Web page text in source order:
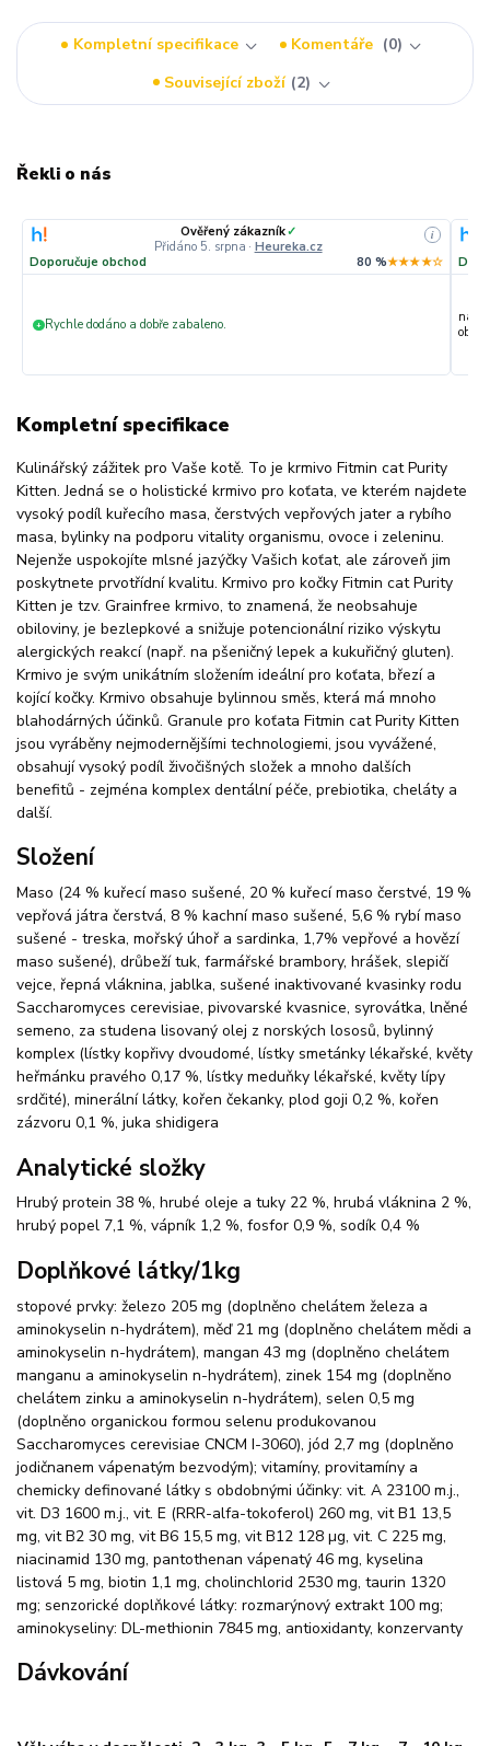
Kompletní specifikace Komentáře
0
Související zboží 2
Řekli o nás
Ověřený zákazník✓
Přidáno 5. srpna · Heureka.cz
i
Doporučuje obchod 80 %★★★★☆
+ Rychle dodáno a dobře zabaleno.
Kompletní specifikace
Kulinářský zážitek pro Vaše kotě. To je krmivo Fitmin cat Purity
Kitten. Jedná se o holistické krmivo pro koťata, ve kterém najdete
vysoký podíl kuřecího masa, čerstvých vepřových jater a rybího
masa, bylinky na podporu vitality organismu, ovoce i zeleninu.
Nejenže uspokojíte mlsné jazýčky Vašich koťat, ale zároveň jim
poskytnete prvotřídní kvalitu. Krmivo pro kočky Fitmin cat Purity
Kitten je tzv. Grainfree krmivo, to znamená, že neobsahuje
obiloviny, je bezlepkové a snižuje potencionální riziko výskytu
alergických reakcí (např. na pšeničný lepek a kukuřičný gluten).
Krmivo je svým unikátním složením ideální pro koťata, březí a
kojící kočky. Krmivo obsahuje bylinnou směs, která má mnoho
blahodárných účinků. Granule pro koťata Fitmin cat Purity Kitten
jsou vyráběny nejmodernějšími technologiemi, jsou vyvážené,
obsahují vysoký podíl živočišných složek a mnoho dalších
benefitů - zejména komplex dentální péče, prebiotika, cheláty a
další.
Složení
Maso (24 % kuřecí maso sušené, 20 % kuřecí maso čerstvé, 19 %
vepřová játra čerstvá, 8 % kachní maso sušené, 5,6 % rybí maso
sušené - treska, mořský úhoř a sardinka, 1,7% vepřové a hovězí
maso sušené), drůbeží tuk, farmářské brambory, hrášek, slepičí
vejce, řepná vláknina, jablka, sušené inaktivované kvasinky rodu
Saccharomyces cerevisiae, pivovarské kvasnice, syrovátka, lněné
semeno, za studena lisovaný olej z norských lososů, bylinný
komplex (lístky kopřivy dvoudomé, lístky smetánky lékařské, květy
heřmánku pravého 0,17 %, lístky meduňky lékařské, květy lípy
srdčité), minerální látky, kořen čekanky, plod goji 0,2 %, kořen
zázvoru 0,1 %, juka shidigera
Analytické složky
Hrubý protein 38 %, hrubé oleje a tuky 22 %, hrubá vláknina 2 %,
hrubý popel 7,1 %, vápník 1,2 %, fosfor 0,9 %, sodík 0,4 %
Doplňkové látky/1kg
stopové prvky: železo 205 mg (doplněno chelátem železa a
aminokyselin n-hydrátem), měď 21 mg (doplněno chelátem mědi a
aminokyselin n-hydrátem), mangan 43 mg (doplněno chelátem
manganu a aminokyselin n-hydrátem), zinek 154 mg (doplněno
chelátem zinku a aminokyselin n-hydrátem), selen 0,5 mg
(doplněno organickou formou selenu produkovanou
Saccharomyces cerevisiae CNCM I-3060), jód 2,7 mg (doplněno
jodičnanem vápenatým bezvodým); vitamíny, provitamíny a
chemicky definované látky s obdobnými účinky: vit. A 23100 m.j.,
vit. D3 1600 m.j., vit. E (RRR-alfa-tokoferol) 260 mg, vit B1 13,5
mg, vit B2 30 mg, vit B6 15,5 mg, vit B12 128 µg, vit. C 225 mg,
niacinamid 130 mg, pantothenan vápenatý 46 mg, kyselina
listová 5 mg, biotin 1,1 mg, cholinchlorid 2530 mg, taurin 1320
mg; senzorické doplňkové látky: rozmarýnový extrakt 100 mg;
aminokyseliny: DL-methionin 7845 mg, antioxidanty, konzervanty
Dávkování